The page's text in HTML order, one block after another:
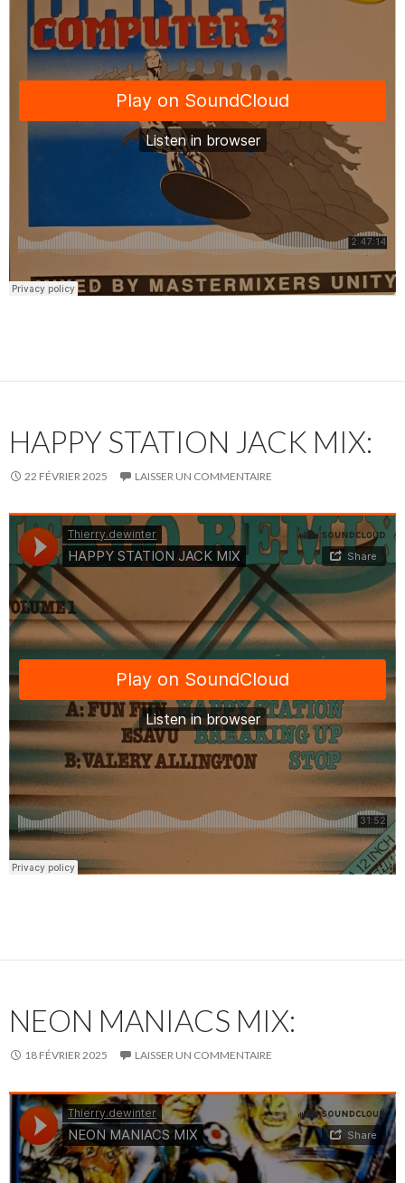
HAPPY STATION JACK MIX:
22 FÉVRIER 2025 LAISSER UN COMMENTAIRE
NEON MANIACS MIX:
18 FÉVRIER 2025 LAISSER UN COMMENTAIRE